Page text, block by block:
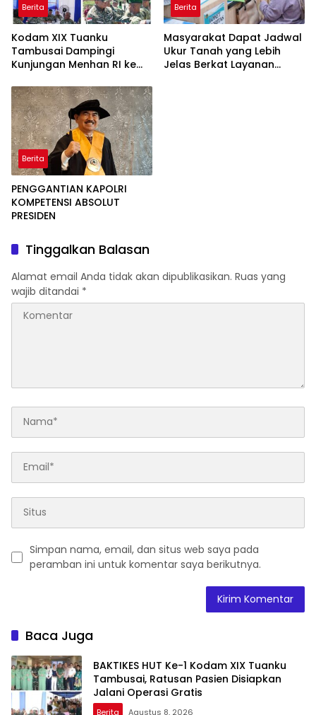
Berita
Kodam XIX Tuanku
Tambusai Dampingi
Kunjungan Menhan RI ke
Perkuat Pembangunan
Satuan
Berita
Masyarakat Dapat Jadwal
Ukur Tanah yang Lebih
Jelas Berkat Layanan
Berita
PENGGANTIAN KAPOLRI
KOMPETENSI ABSOLUT
PRESIDEN
Tinggalkan Balasan
Alamat email Anda tidak akan dipublikasikan. Ruas yang
wajib ditandai *
Simpan nama, email, dan situs web saya pada
peramban ini untuk komentar saya berikutnya.
Baca Juga
BAKTIKES HUT Ke-1 Kodam XIX Tuanku
Tambusai, Ratusan Pasien Disiapkan
Jalani Operasi Gratis
Berita Agustus 8, 2026